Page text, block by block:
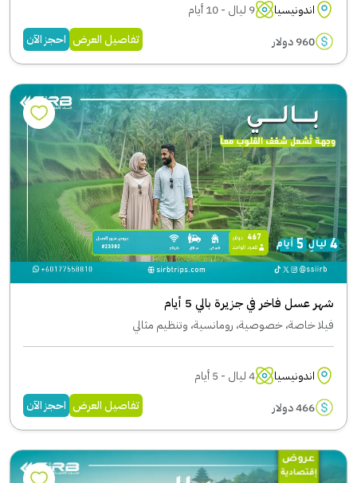
اندونيسيا
9 ليال - 10 أيام
960 دولار
تفاصيل العرض احجز الآن
شهر عسل فاخر في جزيرة بالي 5 أيام
فيلا خاصة، خصوصية، رومانسية، وتنظيم مثالي
اندونيسيا
4 ليال - 5 أيام
466 دولار
تفاصيل العرض احجز الآن